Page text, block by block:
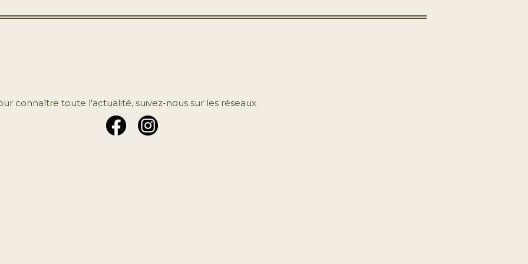
connaître toute l'actualité, suivez-nous sur les réseaux